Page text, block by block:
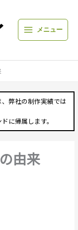
メニュー
弊社の制作実績では
に帰属します。
由来